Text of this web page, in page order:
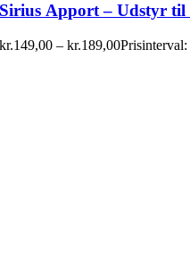
Sirius Apport – Udstyr til
kr.149,00 – kr.189,00